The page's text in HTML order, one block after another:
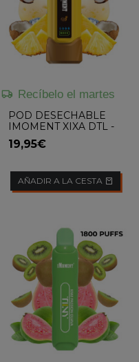
Recíbelo el martes
POD DESECHABLE
IMOMENT XIXA DTL -
PIÑA COLADA
19,95€
AÑADIR A LA CESTA